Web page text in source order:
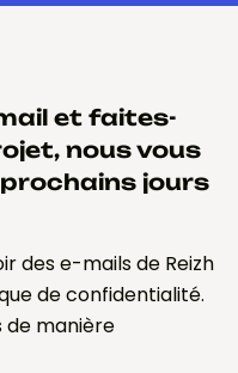
et faites-
nous vous
jours
des e-mails de Reizh
de confidentialité.
de manière